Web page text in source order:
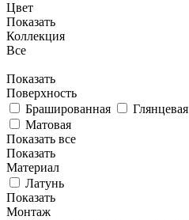
Цвет
Показать
Коллекция
Все
Показать
Поверхность
Брашированная
Глянцевая
Матовая
Показать все
Показать
Материал
Латунь
Показать
Монтаж